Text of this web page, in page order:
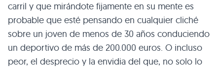
carril y que mirándote fijamente en su mente es
probable que esté pensando en cualquier cliché
sobre un joven de menos de 30 años conduciendo
un deportivo de más de 200.000 euros. O incluso
peor, el desprecio y la envidia del que, no solo lo